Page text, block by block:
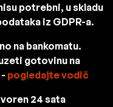
potrebni, u skladu
iz GDPR-a.
na bankomatu.
gotovinu na
pogledajte vodič
24 sata